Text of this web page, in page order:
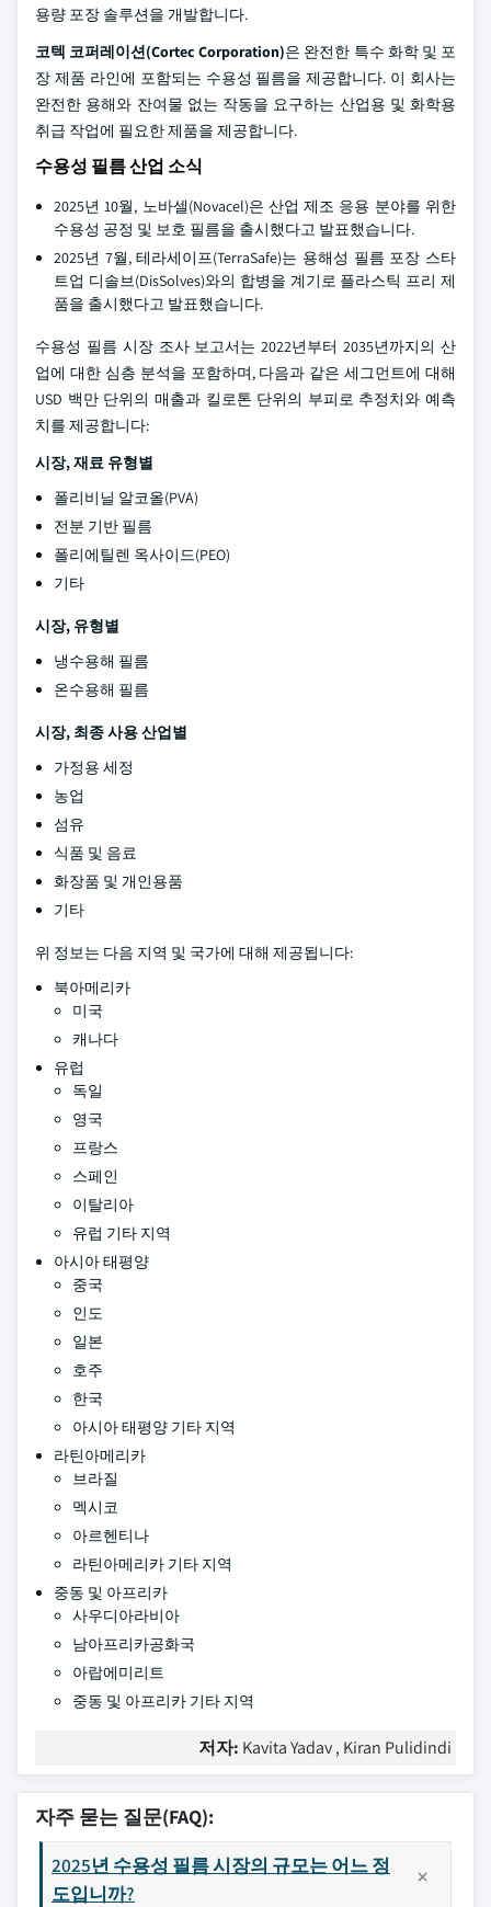
용량 포장 솔루션을 개발합니다.
코텍 코퍼레이션(Cortec Corporation)은 완전한 특수 화학 및 포
장 제품 라인에 포함되는 수용성 필름을 제공합니다. 이 회사는
완전한 용해와 잔여물 없는 작동을 요구하는 산업용 및 화학용
취급 작업에 필요한 제품을 제공합니다.
수용성 필름 산업 소식
2025년 10월, 노바셀(Novacel)은 산업 제조 응용 분야를 위한
수용성 공정 및 보호 필름을 출시했다고 발표했습니다.
2025년 7월, 테라세이프(TerraSafe)는 용해성 필름 포장 스타
트업 디솔브(DisSolves)와의 합병을 계기로 플라스틱 프리 제
품을 출시했다고 발표했습니다.
수용성 필름 시장 조사 보고서는 2022년부터 2035년까지의 산
업에 대한 심층 분석을 포함하며, 다음과 같은 세그먼트에 대해
USD 백만 단위의 매출과 킬로톤 단위의 부피로 추정치와 예측
치를 제공합니다:
시장, 재료 유형별
폴리비닐 알코올(PVA)
전분 기반 필름
폴리에틸렌 옥사이드(PEO)
기타
시장, 유형별
냉수용해 필름
온수용해 필름
시장, 최종 사용 산업별
가정용 세정
농업
섬유
식품 및 음료
화장품 및 개인용품
기타
위 정보는 다음 지역 및 국가에 대해 제공됩니다:
북아메리카
미국
캐나다
유럽
독일
영국
프랑스
스페인
이탈리아
유럽 기타 지역
아시아 태평양
중국
인도
일본
호주
한국
아시아 태평양 기타 지역
라틴아메리카
브라질
멕시코
아르헨티나
라틴아메리카 기타 지역
중동 및 아프리카
사우디아라비아
남아프리카공화국
아랍에미리트
중동 및 아프리카 기타 지역
저자: Kavita Yadav , Kiran Pulidindi
자주 묻는 질문(FAQ):
2025년 수용성 필름 시장의 규모는 어느 정
도입니까?